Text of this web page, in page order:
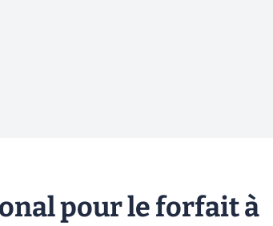
pour le forfait à